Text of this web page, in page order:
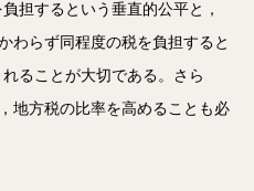
担するという垂直的公平と，
わらず同程度の税を負担すると
ることが大切である。さら
地方税の比率を高めることも必